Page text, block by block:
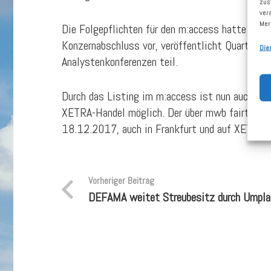
Die Folgepflichten für den m:access hatte
Konzernabschluss vor, veröffentlicht
Analystenkonferenzen teil.
Durch das Listing im m:access ist nun auch
XETRA-Handel möglich. Der über mwb
18.12.2017, auch in Frankfurt und auf XETRA
Vorheriger Beitrag
DEFAMA weitet Streubesitz durch